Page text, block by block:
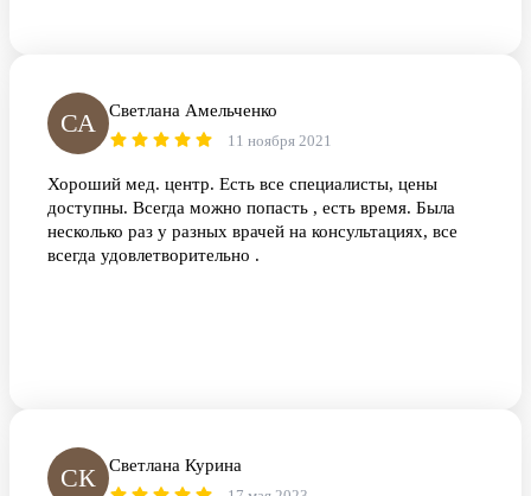
СА Светлана Амельченко
11 ноября 2021
Хороший мед. центр. Есть все специалисты, цены
доступны. Всегда можно попасть , есть время. Была
несколько раз у разных врачей на консультациях, все
всегда удовлетворительно .
СК Светлана Курина